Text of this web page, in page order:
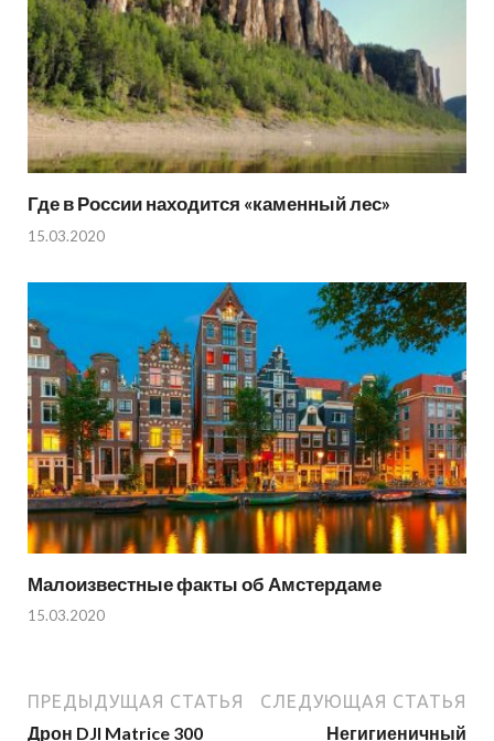
Где в России находится «каменный лес»
15.03.2020
Малоизвестные факты об Амстердаме
15.03.2020
ПРЕДЫДУЩАЯ СТАТЬЯ
Дрон DJI Matrice 300
СЛЕДУЮЩАЯ СТАТЬЯ
Негигиеничный